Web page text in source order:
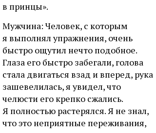
в принцы».
Мужчина: Человек, с которым
я выполнял упражнения, очень
быстро ощутил нечто подобное.
Глаза его быстро забегали, голова
стала двигаться взад и вперед, рука
зашевелилась, я увидел, что
челюсти его крепко сжались.
Я полностью растерялся. Я не знал,
что это неприятные переживания,